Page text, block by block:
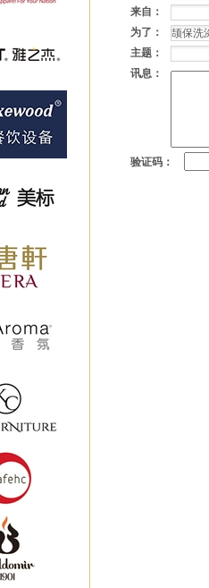
来自：
为了：
主题：
讯息：
验证码：